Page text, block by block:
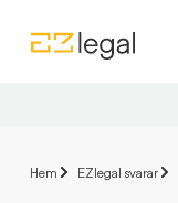
Hem EZlegal svarar